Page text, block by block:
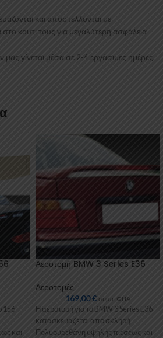
και αποστέλλονται με
κουτί τους για μεγαλύτερη ασφάλεια
γίνεται μέσα σε 2-4 εργάσιμες ημέρες.
156
και
Αεροτομή BMW 3 Series E36
Αεροτομές
169,00€ συμπ. ΦΠΑ
Η αεροτομή για το BMW 3 Series E36
κατασκευάζεται από σκληρή
Πολυουρεθάνη υψηλής πιέσεως και